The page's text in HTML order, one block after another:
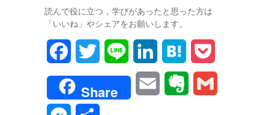
読んで役に立つ，学びがあったと思った方は
「いいね」やシェアをお願いします。
a
c
w
i
i
n
i
n
a
t
o
c
Share